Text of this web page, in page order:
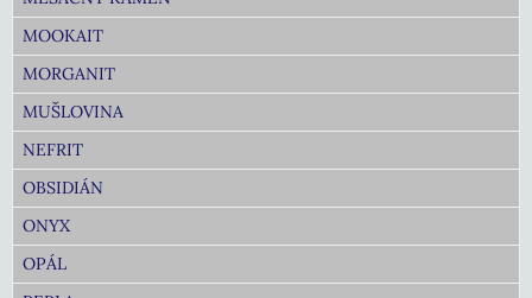
MOOKAIT
MORGANIT
MUŠLOVINA
NEFRIT
OBSIDIÁN
ONYX
OPÁL